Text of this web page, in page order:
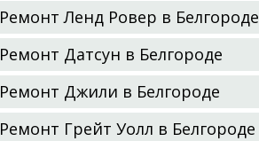
Ремонт Ленд Ровер в Белгороде
Ремонт Датсун в Белгороде
Ремонт Джили в Белгороде
Ремонт Грейт Уолл в Белгороде